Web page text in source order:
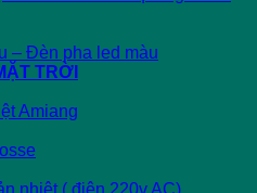
– Đèn pha led màu
TRỜI
Amiang
nhiệt ( điện 220v AC)